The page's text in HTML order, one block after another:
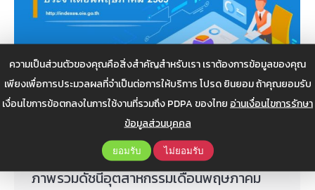
ความเป็นส่วนตัวของคุณคือสิ่งสำคัญสำหรับเรา เราต้องการข้อมูลของคุณ
เพียงเพื่อการประมวลผลที่จำเป็นต่อการให้บริการ โปรด ยินยอม ถ้าคุณยอมรับ
เงื่อนไขการข้อตกลงในการใช้งานที่รวมถึง PDPA ของไทย อ่านเงื่อนไขการรักษา
ข้อมูลส่วนบุคคล
ยอมรับ ไม่ยอมรับ
ภาพรวมดัชนีอุตสาหกรรมเดือนพฤษภาคม